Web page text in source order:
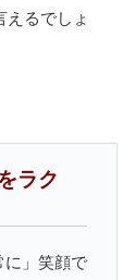
るでしょ
ラク
に」笑顔で